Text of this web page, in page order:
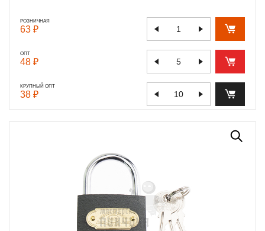
РОЗНИЧНАЯ
63 ₽
ОПТ
48 ₽
КРУПНЫЙ ОПТ
38 ₽